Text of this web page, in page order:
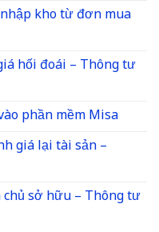
kho từ đơn mua
hối đoái – Thông tư
phần mềm Misa
giá lại tài sản –
sở hữu – Thông tư